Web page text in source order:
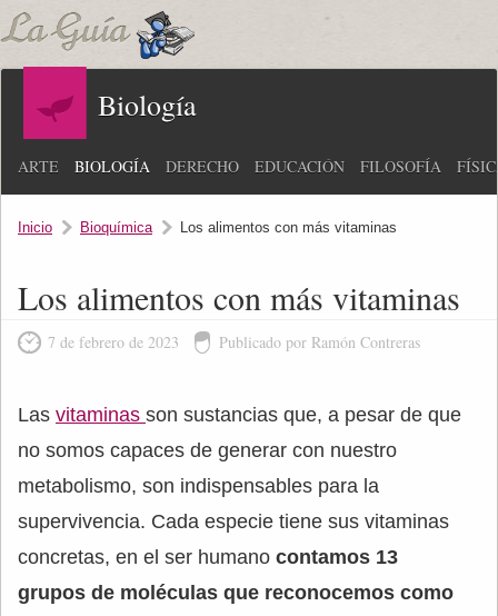
Biología
ARTE BIOLOGÍA DERECHO EDUCACIÓN FILOSOFÍA
Inicio Bioquímica Los alimentos con más vitaminas
Los alimentos con más vitaminas
7 de febrero de 2023 Publicado por Ramón Contreras
Las vitaminas son sustancias que, a pesar de que
no somos capaces de generar con nuestro
metabolismo, son indispensables para la
supervivencia. Cada especie tiene sus vitaminas
concretas, en el ser humano contamos 13
grupos de moléculas que reconocemos como